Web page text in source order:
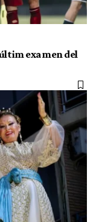
examen del